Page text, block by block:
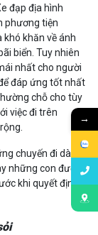
đạp địa hình
phương tiện
khó khăn về ánh
biển. Tuy nhiên
nhất cho người
đáp ứng tốt nhất
chỗ cho tùy
việc đi trên
chuyến đi dài.
những con đường
khi quyết định
→